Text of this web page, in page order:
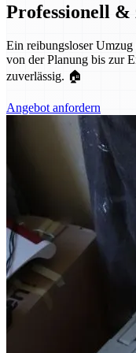
Professionell &
Ein reibungsloser
von der Planung bis zur
zuverlässig. 🏠
Angebot anfordern